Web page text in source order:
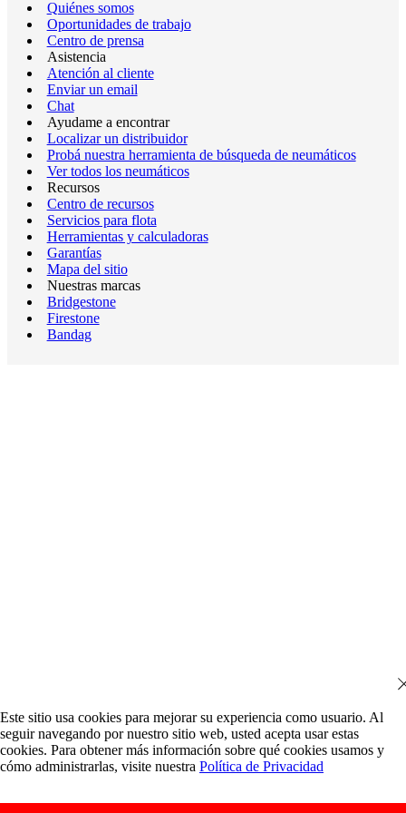
Quiénes somos
Oportunidades de trabajo
Centro de prensa
Asistencia
Atención al cliente
Enviar un email
Chat
Ayudame a encontrar
Localizar un distribuidor
Probá nuestra herramienta de búsqueda de neumáticos
Ver todos los neumáticos
Recursos
Centro de recursos
Servicios para flota
Herramientas y calculadoras
Garantías
Mapa del sitio
Nuestras marcas
Bridgestone
Firestone
Bandag
Este sitio usa cookies para mejorar su experiencia como usuario. Al
seguir navegando por nuestro sitio web, usted acepta usar estas
cookies. Para obtener más información sobre qué cookies usamos y
cómo administrarlas, visite nuestra Política de Privacidad